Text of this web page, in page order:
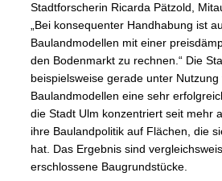
Stadtforscherin Ricarda Pätzold,
„Bei konsequenter Handhabung ist
Baulandmodellen mit einer
den Bodenmarkt zu rechnen.“ Die
beispielsweise gerade unter Nutzung
Baulandmodellen eine sehr
die Stadt Ulm konzentriert seit mehr
ihre Baulandpolitik auf Flächen, die
hat. Das Ergebnis sind
erschlossene Baugrundstücke.